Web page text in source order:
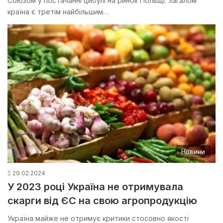
країна є третім найбільшим…
Новини
29.02.2024
У 2023 році Україна не отримувала
скарги від ЄС на свою агропродукцію
Україна майже не отримує критики стосовно якості